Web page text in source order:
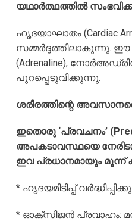
യഥാർത്ഥത്തിൽ
ഹൃദയാഘാതം (Cardiac
സമ്മർദ്ദത്തിലാകുന്നു. ഈ
(Adrenaline),
പുറപ്പെടുവിക്കുന്നു.
ശരീരത്തിന്റെ
ഇതൊരു ‘പ്രവചനം’
അപകടാവസ്ഥയെ
ഇവ പ്രധാനമായും
* ഹൃദയമിടിപ്പ്
* ഓക്സിജൻ പ്രവാഹം: